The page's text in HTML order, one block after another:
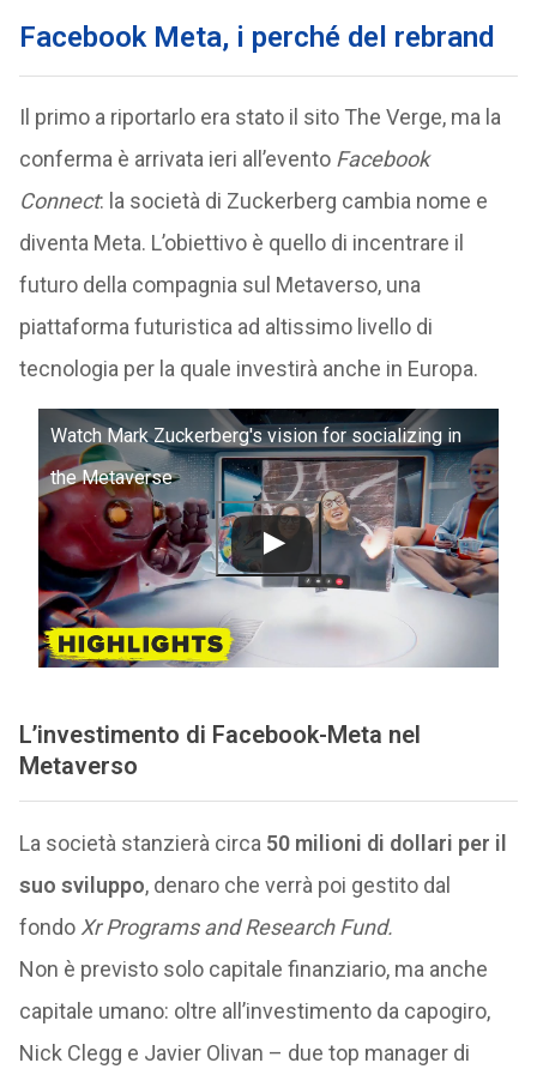
Facebook Meta, i perché del rebrand
Il primo a riportarlo era stato il sito The Verge, ma la
conferma è arrivata ieri all’evento Facebook
Connect: la società di Zuckerberg cambia nome e
diventa Meta. L’obiettivo è quello di incentrare il
futuro della compagnia sul Metaverso, una
piattaforma futuristica ad altissimo livello di
tecnologia per la quale investirà anche in Europa.
Watch Mark Zuckerberg's vision for socializing in
the Metaverse
L’investimento di Facebook-Meta nel
Metaverso
La società stanzierà circa 50 milioni di dollari per il
suo sviluppo, denaro che verrà poi gestito dal
fondo Xr Programs and Research Fund.
Non è previsto solo capitale finanziario, ma anche
capitale umano: oltre all’investimento da capogiro,
Nick Clegg e Javier Olivan – due top manager di